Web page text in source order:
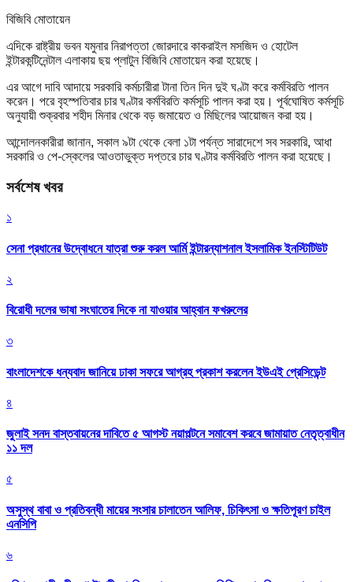
বিজিবি মোতায়েন
এদিকে রাষ্ট্রীয় ভবন যমুনার নিরাপত্তা জোরদারে কাকরাইল মসজিদ ও হোটেল
ইন্টারকন্টিনেন্টাল এলাকায় ছয় প্লাটুন বিজিবি মোতায়েন করা হয়েছে।
এর আগে দাবি আদায়ে সরকারি কর্মচারীরা টানা তিন দিন দুই ঘণ্টা করে কর্মবিরতি পালন
করেন। পরে বৃহস্পতিবার চার ঘণ্টার কর্মবিরতি কর্মসূচি পালন করা হয়। পূর্বঘোষিত কর্মসূচি
অনুযায়ী শুক্রবার শহীদ মিনার থেকে বড় জমায়েত ও মিছিলের আয়োজন করা হয়।
আন্দোলনকারীরা জানান, সকাল ৯টা থেকে বেলা ১টা পর্যন্ত সারাদেশে সব সরকারি, আধা
সরকারি ও পে-স্কেলের আওতাভুক্ত দপ্তরে চার ঘণ্টার কর্মবিরতি পালন করা হয়েছে।
সর্বশেষ খবর
১
সেনা প্রধানের উদ্বোধনে যাত্রা শুরু করল আর্মি ইন্টারন্যাশনাল ইসলামিক ইনস্টিটিউট
২
বিরোধী দলের ভাষা সংঘাতের দিকে না যাওয়ার আহ্বান ফখরুলের
৩
বাংলাদেশকে ধন্যবাদ জানিয়ে ঢাকা সফরে আগ্রহ প্রকাশ করলেন ইউএই প্রেসিডেন্ট
৪
জুলাই সনদ বাস্তবায়নের দাবিতে ৫ আগস্ট নয়াপল্টনে সমাবেশ করবে জামায়াত নেতৃত্বাধীন
১১ দল
৫
অসুস্থ বাবা ও প্রতিবন্ধী মায়ের সংসার চালাতেন আলিফ, চিকিৎসা ও ক্ষতিপূরণ চাইল
এনসিপি
৬